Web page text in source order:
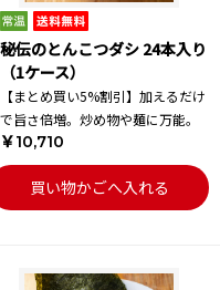
秘伝のとんこつダシ 24本入り
（1ケース）
【まとめ買い5%割引】加えるだけ
で旨さ倍増。炒め物や麺に万能。
￥10,710
買い物かごへ入れる